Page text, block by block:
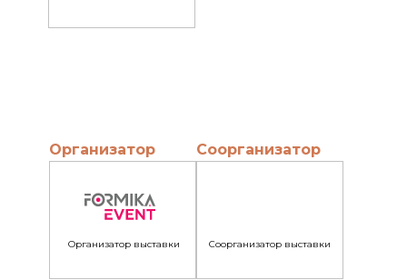
Организатор
Организатор выставки
Соорганизатор
Соорганизатор выставки